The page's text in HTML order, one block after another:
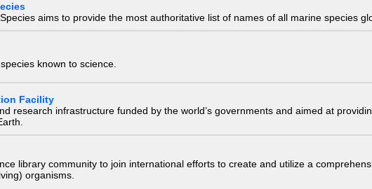
aims to provide the most authoritative list of names of all marine species
known to science.
Facility
research infrastructure funded by the world’s governments and aimed at
library community to join international efforts to create and utilize a
organisms.